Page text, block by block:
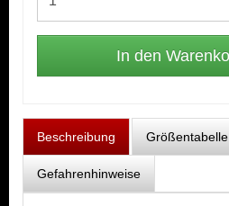
Beschreibung Größentabelle
Gefahrenhinweise